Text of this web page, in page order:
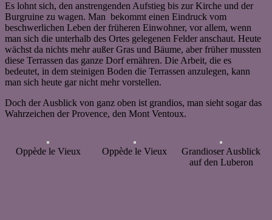
Es lohnt sich, den anstrengenden Aufstieg bis zur Kirche und der
Burgruine zu wagen. Man bekommt einen Eindruck vom
beschwerlichen Leben der früheren Einwohner, vor allem, wenn
man sich die unterhalb des Ortes gelegenen Felder anschaut. Heute
wächst da nichts mehr außer Gras und Bäume, aber früher mussten
diese Terrassen das ganze Dorf ernähren. Die Arbeit, die es
bedeutet, in dem steinigen Boden die Terrassen anzulegen, kann
man sich heute gar nicht mehr vorstellen.
Doch der Ausblick von ganz oben ist grandios, man sieht sogar das
Wahrzeichen der Provence, den Mont Ventoux.
Oppède le Vieux Oppède le Vieux
Grandioser Ausblick
auf den Luberon